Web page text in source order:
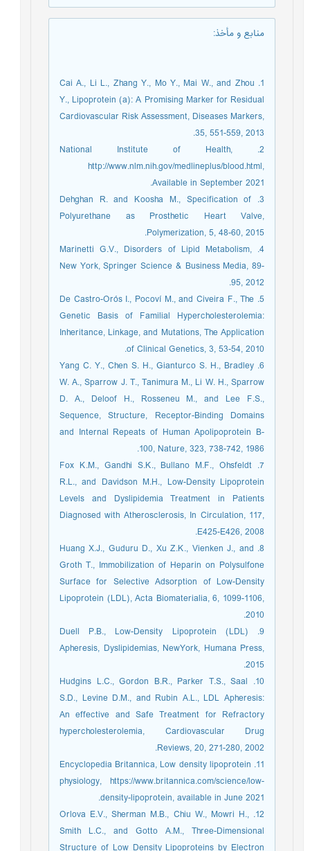
منابع و مأخذ:
1. Cai A., Li L., Zhang Y., Mo Y., Mai W., and Zhou
Y., Lipoprotein (a): A Promising Marker for Residual
Cardiovascular Risk Assessment, Diseases Markers,
35, 551-559, 2013.
2. National Institute of Health,
http://www.nlm.nih.gov/medlineplus/blood.html,
Available in September 2021.
3. Dehghan R. and Koosha M., Specification of
Polyurethane as Prosthetic Heart Valve,
Polymerization, 5, 48-60, 2015.
4. Marinetti G.V., Disorders of Lipid Metabolism,
New York, Springer Science & Business Media, 89-
95, 2012.
5. De Castro-Orós I., Pocoví M., and Civeira F., The
Genetic Basis of Familial Hypercholesterolemia:
Inheritance, Linkage, and Mutations, The Application
of Clinical Genetics, 3, 53-54, 2010.
6. Yang C. Y., Chen S. H., Gianturco S. H., Bradley
W. A., Sparrow J. T., Tanimura M., Li W. H., Sparrow
D. A., Deloof H., Rosseneu M., and Lee F.S.,
Sequence, Structure, Receptor-Binding Domains
and Internal Repeats of Human Apolipoprotein B-
100, Nature, 323, 738-742, 1986.
7. Fox K.M., Gandhi S.K., Bullano M.F., Ohsfeldt
R.L., and Davidson M.H., Low-Density Lipoprotein
Levels and Dyslipidemia Treatment in Patients
Diagnosed with Atherosclerosis, In Circulation, 117,
E425-E426, 2008.
8. Huang X.J., Guduru D., Xu Z.K., Vienken J., and
Groth T., Immobilization of Heparin on Polysulfone
Surface for Selective Adsorption of Low-Density
Lipoprotein (LDL), Acta Biomaterialia, 6, 1099-1106,
2010.
9. Duell P.B., Low-Density Lipoprotein (LDL)
Apheresis, Dyslipidemias, NewYork, Humana Press,
2015.
10. Hudgins L.C., Gordon B.R., Parker T.S., Saal
S.D., Levine D.M., and Rubin A.L., LDL Apheresis:
An effective and Safe Treatment for Refractory
hypercholesterolemia, Cardiovascular Drug
Reviews, 20, 271-280, 2002.
11. Encyclopedia Britannica, Low density lipoprotein
physiology, https://www.britannica.com/science/low-
density-lipoprotein, available in June 2021.
12. Orlova E.V., Sherman M.B., Chiu W., Mowri H.,
Smith L.C., and Gotto A.M., Three-Dimensional